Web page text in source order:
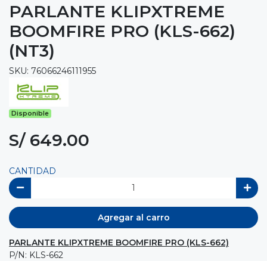
PARLANTE KLIPXTREME
BOOMFIRE PRO (KLS-662)
(NT3)
SKU: 76066246111955
Disponible
S/ 649.00
CANTIDAD
Agregar al carro
PARLANTE KLIPXTREME BOOMFIRE PRO (KLS-662)
P/N: KLS-662